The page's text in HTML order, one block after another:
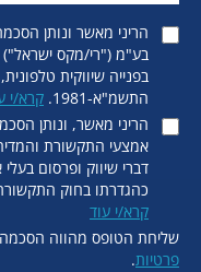
הריני מאשר ונותן
בע"מ ("רי/מקס ישראל")
בפנייה שיווקית
התשמ"א-1981.
קרא/י
הריני מאשר, ונותן
אמצעי התקשורת
דברי שיווק ופרסום
כהגדרתו בחוק התקשורת
קרא/י עוד
שליחת הטופס מהווה הסכמה
פרטיות.